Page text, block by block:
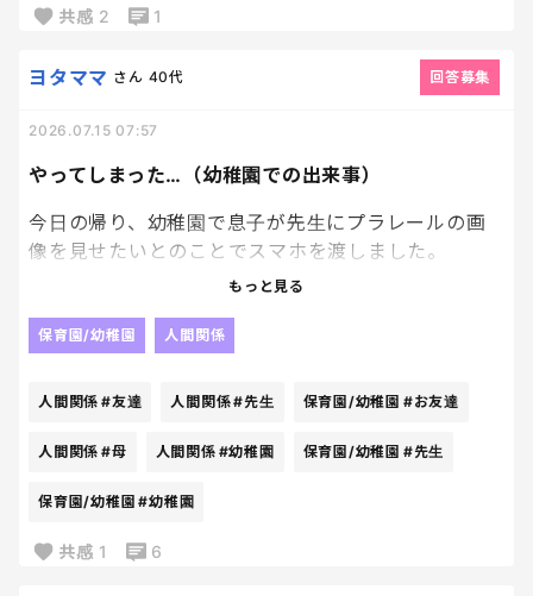
幼稚園様、ありがとう。
共感 2 1
やってしまった…（幼稚園での出来事）
ヨタママ さん 40代 回答募集
2026.07.15 07:57
今日の帰り、幼稚園で息子が先生にプラレールの画
像を見せたいとのことでスマホを渡しました。
→気づいたら撮影モードで地面など撮影
→インカメラにして自撮りしたら、お友達も入ってき
→私が代わりに撮影してあげる（ここけっこう問題
→撮ったやつ見たい〜となり観始める
て〜。おうちでねと言われて泣き出す子1名…他の子
もスマホ見せて見せて〜と騒ぎ気味…
もっと見る
保育園/幼稚園 人間関係
人間関係 #友達 人間関係#先生 保育園/幼稚園 #お友達
人間関係 #母 人間関係 #幼稚園 保育園/幼稚園 #先生
保育園/幼稚園 #幼稚園
共感 1 6